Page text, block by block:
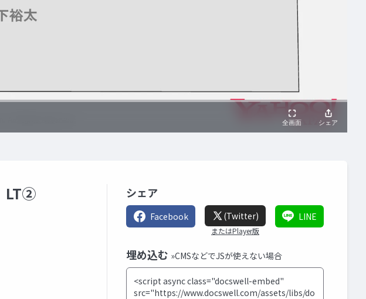
LT② シェア
Facebook (Twitter)
またはPlayer版
LINE
埋め込む »CMSなどでJSが使えない場合